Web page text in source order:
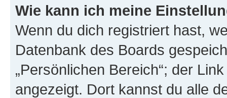
Wie kann ich meine
Wenn du dich registriert hast,
Datenbank des Boards
„Persönlichen Bereich“; der
angezeigt. Dort kannst du alle